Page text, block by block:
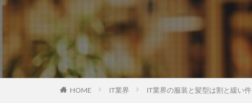
HOME IT業界 IT業界の服装と髪型は割と緩い件